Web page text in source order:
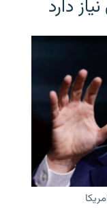
دارد